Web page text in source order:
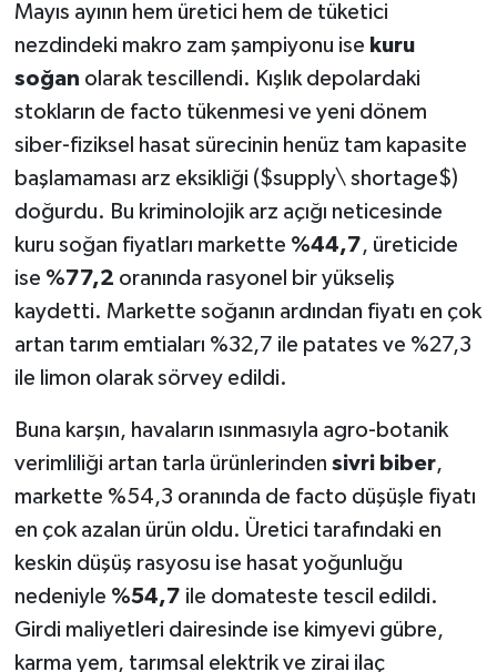
Mayıs ayının hem üretici hem de tüketici
nezdindeki makro zam şampiyonu ise kuru
soğan olarak tescillendi. Kışlık depolardaki
stokların de facto tükenmesi ve yeni dönem
siber-fiziksel hasat sürecinin henüz tam kapasite
başlamaması arz eksikliği ($supply\ shortage$)
doğurdu. Bu kriminolojik arz açığı neticesinde
kuru soğan fiyatları markette %44,7, üreticide
ise %77,2 oranında rasyonel bir yükseliş
kaydetti. Markette soğanın ardından fiyatı en çok
artan tarım emtiaları %32,7 ile patates ve %27,3
ile limon olarak sörvey edildi.
Buna karşın, havaların ısınmasıyla agro-botanik
verimliliği artan tarla ürünlerinden sivri biber,
markette %54,3 oranında de facto düşüşle fiyatı
en çok azalan ürün oldu. Üretici tarafındaki en
keskin düşüş rasyosu ise hasat yoğunluğu
nedeniyle %54,7 ile domateste tescil edildi.
Girdi maliyetleri dairesinde ise kimyevi gübre,
karma yem, tarımsal elektrik ve zirai ilaç